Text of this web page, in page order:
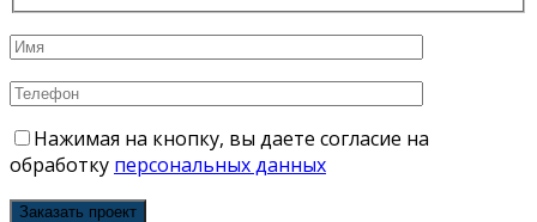
Нажимая на кнопку, вы даете согласие на
обработку персональных данных